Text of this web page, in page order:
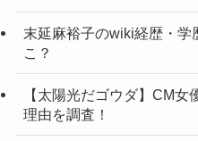
末延麻裕子のwiki経歴・学
こ？
【太陽光だゴウダ】CM
理由を調査！